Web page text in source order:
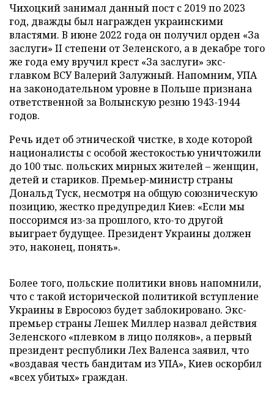
Чихоцкий занимал данный пост с 2019 по 2023
год, дважды был награжден украинскими
властями. В июне 2022 года он получил орден «За
заслуги» II степени от Зеленского, а в декабре того
же года ему вручил крест «За заслуги» экс-
главком ВСУ Валерий Залужный. Напомним, УПА
на законодательном уровне в Польше признана
ответственной за Волынскую резню 1943-1944
годов.
Речь идет об этнической чистке, в ходе которой
националисты с особой жестокостью уничтожили
до 100 тыс. польских мирных жителей – женщин,
детей и стариков. Премьер-министр страны
Дональд Туск, несмотря на общую союзническую
позицию, жестко предупредил Киев: «Если мы
поссоримся из-за прошлого, кто-то другой
выиграет будущее. Президент Украины должен
это, наконец, понять».
Более того, польские политики вновь напомнили,
что с такой исторической политикой вступление
Украины в Евросоюз будет заблокировано. Экс-
премьер страны Лешек Миллер назвал действия
Зеленского «плевком в лицо поляков», а первый
президент республики Лех Валенса заявил, что
«воздавая честь бандитам из УПА», Киев оскорбил
«всех убитых» граждан.